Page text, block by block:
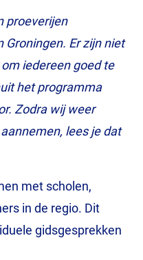
proeverijen
Er zijn niet
iedereen goed te
het programma
Zodra wij weer
lees je dat
met scholen,
in de regio. Dit
gidsgesprekken